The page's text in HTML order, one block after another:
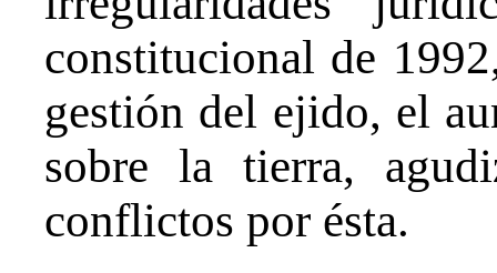
constitucional de
gestión del ejido, el
sobre la tierra,
conflictos por ésta.